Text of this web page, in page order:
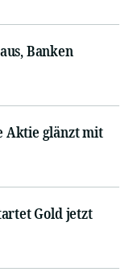
Banken
Aktie glänzt mit
Gold jetzt